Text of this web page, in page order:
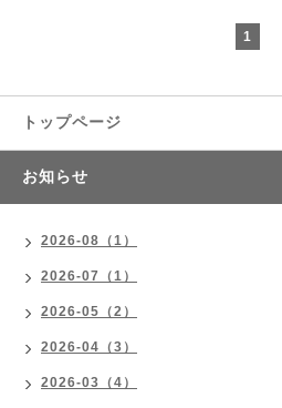
1
トップページ
お知らせ
2026-08（1）
2026-07（1）
2026-05（2）
2026-04（3）
2026-03（4）